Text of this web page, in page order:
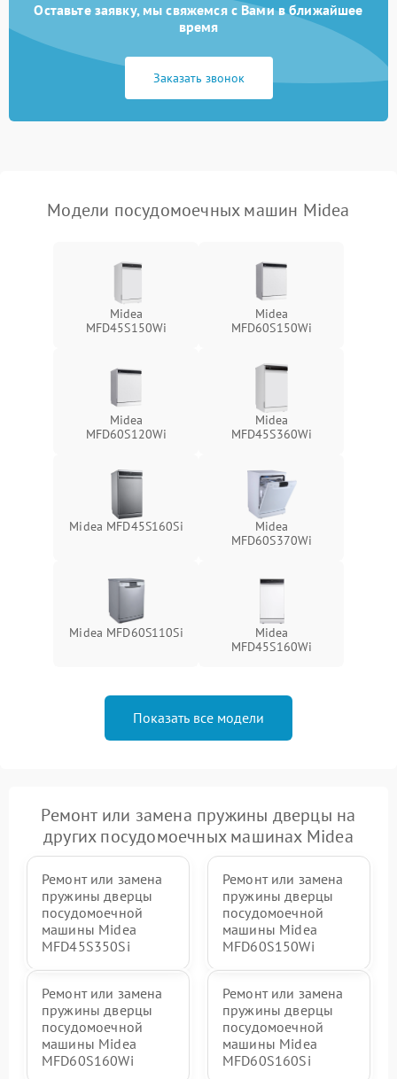
Не работает сушилка 2100 ₽ Подробнее →
Сбои в работе таймера 1700 ₽
Оставьте заявку, мы свяжемся с Вами в ближайшее
время
Заказать звонок
Модели посудомоечных машин Midea
Midea
MFD45S150Wi
Midea
MFD60S150Wi
Midea
MFD60S120Wi
Midea
MFD45S360Wi
Midea MFD45S160Si
Midea
MFD60S370Wi
Midea MFD60S110Si
Midea
MFD45S160Wi
Показать все модели
Ремонт или замена пружины дверцы на
других посудомоечных машинах Midea
Ремонт или замена
пружины дверцы
посудомоечной
машины Midea
MFD45S350Si
Ремонт или замена
пружины дверцы
посудомоечной
машины Midea
MFD60S150Wi
Ремонт или замена
пружины дверцы
посудомоечной
машины Midea
MFD60S160Wi
Ремонт или замена
пружины дверцы
посудомоечной
машины Midea
MFD60S160Si